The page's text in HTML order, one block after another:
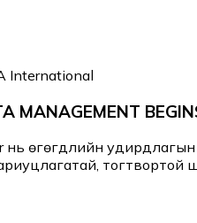
International
MANAGEMENT
нь өгөгдлийн